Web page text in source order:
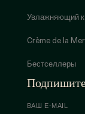
Увлажняющий
Crème de la Mer
Бестселлеры